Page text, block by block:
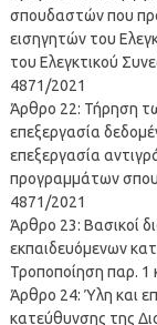
σπουδαστών που
εισηγητών του
του Ελεγκτικού
4871/2021
Άρθρο 22: Τήρηση
επεξεργασία
επεξεργασία
προγραμμάτων
4871/2021
Άρθρο 23: Βασικοί
εκπαιδευόμενων
Τροποποίηση παρ. 1
Άρθρο 24: Ύλη και
κατεύθυνσης της